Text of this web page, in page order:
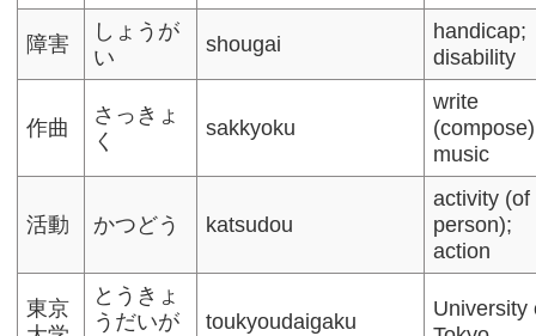
障害
しょうが
い
shougai
handicap;
disability
作曲
さっきょ
く
sakkyoku
write
(compose)
music
活動 かつどう katsudou
activity (of
person);
action
東京
とうきょ
うだいが
toukyoudaigaku
University